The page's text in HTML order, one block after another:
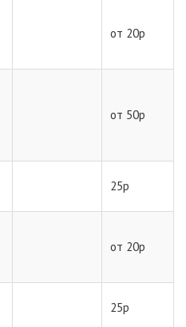
от 20р
от 50р
25р
от 20р
25р